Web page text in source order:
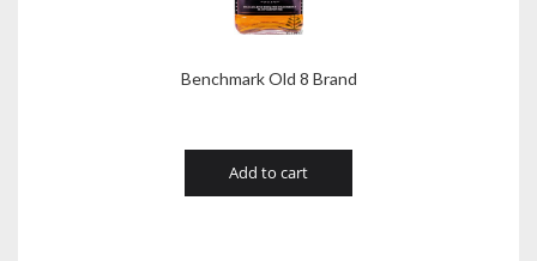
Benchmark Old 8 Brand
Add to cart